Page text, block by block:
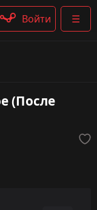
☰
Войти
(После